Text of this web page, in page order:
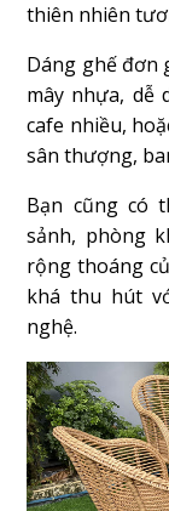
thiên nhiên
Dáng ghế đơn
mây nhựa, dễ
cafe nhiều,
sân thượng,
Bạn cũng có
sảnh, phòng
rộng thoáng
khá thu hút
nghệ.